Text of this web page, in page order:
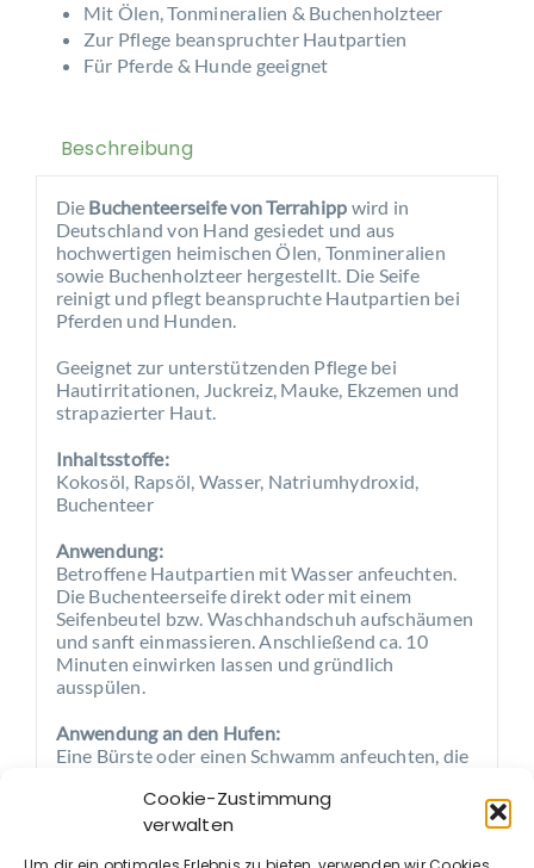
Cookie-Zustimmung
verwalten
Mit Ölen, Tonmineralien & Buchenholzteer
Zur Pflege beanspruchter Hautpartien
Für Pferde & Hunde geeignet
Beschreibung
Die Buchenteerseife von Terrahipp wird in
Deutschland von Hand gesiedet und aus
hochwertigen heimischen Ölen, Tonmineralien
sowie Buchenholzteer hergestellt. Die Seife
reinigt und pflegt beanspruchte Hautpartien bei
Pferden und Hunden.
Geeignet zur unterstützenden Pflege bei
Hautirritationen, Juckreiz, Mauke, Ekzemen und
strapazierter Haut.
Inhaltsstoffe:
Kokosöl, Rapsöl, Wasser, Natriumhydroxid,
Buchenteer
Anwendung:
Betroffene Hautpartien mit Wasser anfeuchten.
Die Buchenteerseife direkt oder mit einem
Seifenbeutel bzw. Waschhandschuh aufschäumen
und sanft einmassieren. Anschließend ca. 10
Minuten einwirken lassen und gründlich
ausspülen.
Anwendung an den Hufen:
Eine Bürste oder einen Schwamm anfeuchten, die
Anschließend die Hufe gründlich auswaschen.
Anwendung 2–3-mal pro Woche.